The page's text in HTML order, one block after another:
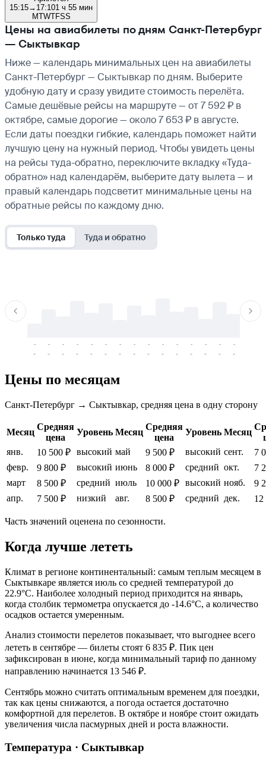
15:15→ 17:101 ч 55 мин
MTWTFSS
Цены на авиабилеты по дням Санкт-Петербург
— Сыктывкар
Ниже — календарь минимальных цен на авиабилеты
Санкт-Петербург — Сыктывкар по дням. Выберите
удобную дату и сразу увидите стоимость перелёта.
Самые дешёвые рейсы на маршруте — от 7 592 ₽ в
октябре, самые дорогие — около 7 653 ₽ в августе.
Если даты поездки гибкие, календарь поможет найти
лучшую цену на нужный период. Чтобы увидеть цены
на рейсы туда-обратно, переключите вкладку «Туда-
обратно» над календарём, выберите дату вылета — и
правый календарь подсветит минимальные цены на
обратные рейсы по каждому дню.
Только туда Туда и обратно
-
-
-
-
-
-
-
-
-
-
-
-
-
-
-
-
-
-
-
-
-
-
-
-
-
-
-
-
-
-
Цены по месяцам
Санкт-Петербург → Сыктывкар, средняя цена в одну сторону
Месяц
Средняя
цена
Уровень Месяц
Средняя
цена
Уровень Месяц
янв.
10 500 ₽ высокий май 9 500 ₽ высокий сент.
7
февр.
9 800 ₽ высокий июнь 8 000 ₽ средний окт.
7
март
8 500 ₽ средний июль 10 000 ₽ высокий нояб.
9
апр.
7 500 ₽ низкий авг. 8 500 ₽ средний дек. 12
Часть значений оценена по сезонности.
Когда лучше лететь
Климат в регионе континентальный: самым теплым месяцем в
Сыктывкаре является июль со средней температурой до
22.9°C. Наиболее холодный период приходится на январь,
когда столбик термометра опускается до -14.6°C, а количество
осадков остается умеренным.
Анализ стоимости перелетов показывает, что выгоднее всего
лететь в сентябре — билеты стоят 6 835 ₽. Пик цен
зафиксирован в июне, когда минимальный тариф по данному
направлению начинается 13 546 ₽.
Сентябрь можно считать оптимальным временем для поездки,
так как цены снижаются, а погода остается достаточно
комфортной для перелетов. В октябре и ноябре стоит ожидать
увеличения числа пасмурных дней и роста влажности.
Температура · Сыктывкар